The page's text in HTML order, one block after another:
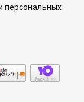
персональных